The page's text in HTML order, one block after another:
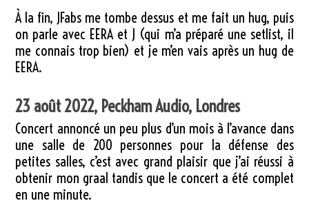
À la fin, JFabs me tombe dessus et me fait un hug, puis
on parle avec EERA et J (qui m’a préparé une setlist, il
me connais trop bien) et je m’en vais après un hug de
EERA.
23 août 2022, Peckham Audio, Londres
Concert annoncé un peu plus d’un mois à l’avance dans
une salle de 200 personnes pour la défense des
petites salles, c’est avec grand plaisir que j’ai réussi à
obtenir mon graal tandis que le concert a été complet
en une minute.